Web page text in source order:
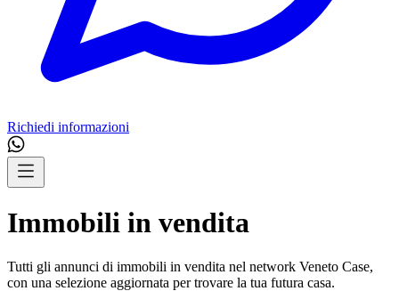
Richiedi informazioni
Immobili in vendita
Tutti gli annunci di immobili in vendita nel network Veneto Case,
con una selezione aggiornata per trovare la tua futura casa.